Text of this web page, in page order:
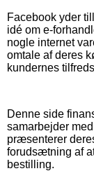
Facebook yder
idé om e-
nogle internet
omtale af deres
kundernes
Denne side
samarbejder
præsenterer
forudsætning af
bestilling.